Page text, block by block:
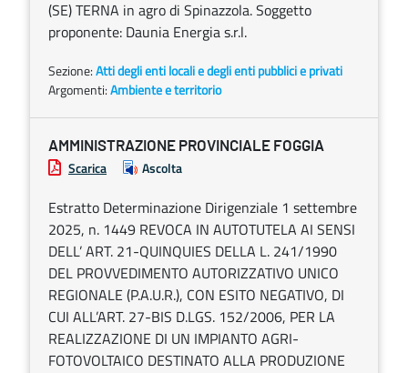
(SE) TERNA in agro di Spinazzola. Soggetto
proponente: Daunia Energia s.r.l.
Sezione:Atti degli enti locali e degli enti pubblici e privati
Argomenti:Ambiente e territorio
AMMINISTRAZIONE PROVINCIALE FOGGIA
Scarica Ascolta
Estratto Determinazione Dirigenziale 1 settembre
2025, n. 1449 REVOCA IN AUTOTUTELA AI SENSI
DELL’ ART. 21-QUINQUIES DELLA L. 241/1990
DEL PROVVEDIMENTO AUTORIZZATIVO UNICO
REGIONALE (P.A.U.R.), CON ESITO NEGATIVO, DI
CUI ALL’ART. 27-BIS D.LGS. 152/2006, PER LA
REALIZZAZIONE DI UN IMPIANTO AGRI-
FOTOVOLTAICO DESTINATO ALLA PRODUZIONE